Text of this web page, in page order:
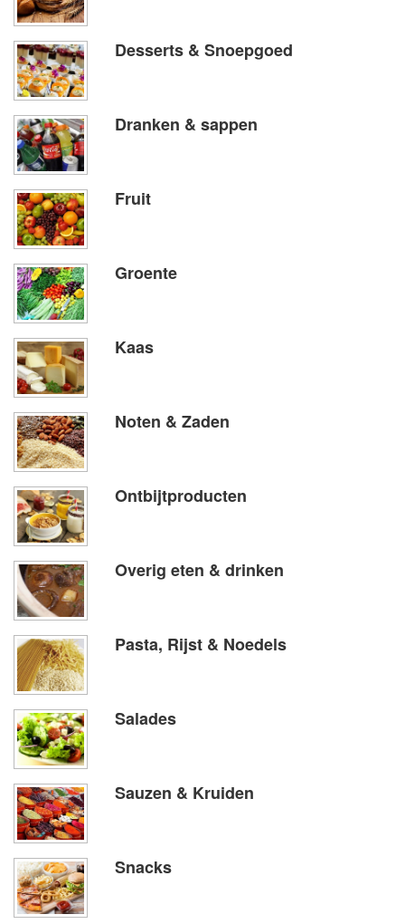
Desserts & Snoepgoed
Dranken & sappen
Fruit
Groente
Kaas
Noten & Zaden
Ontbijtproducten
Overig eten & drinken
Pasta, Rijst & Noedels
Salades
Sauzen & Kruiden
Snacks